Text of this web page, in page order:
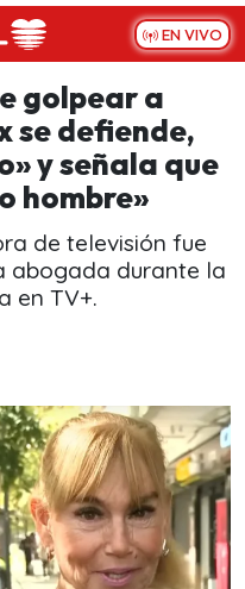
EN VIVO
golpear a
se defiende,
y señala que
hombre»
de televisión fue
abogada durante la
en TV+.